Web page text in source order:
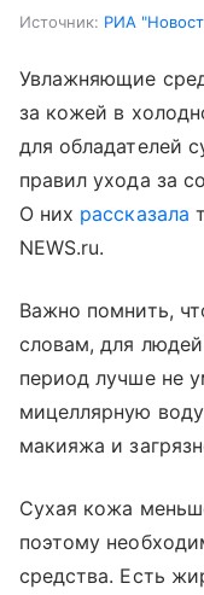
Источник: РИА
Увлажняющие
за кожей в
для обладателей
правил ухода за
О них рассказала
NEWS.ru.
Важно помнить,
словам, для
период лучше не
мицеллярную
макияжа и
Сухая кожа
поэтому
средства. Есть